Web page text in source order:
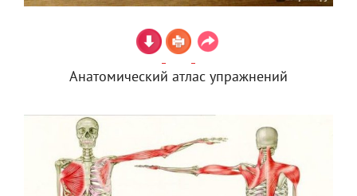
Анатомический атлас упражнений